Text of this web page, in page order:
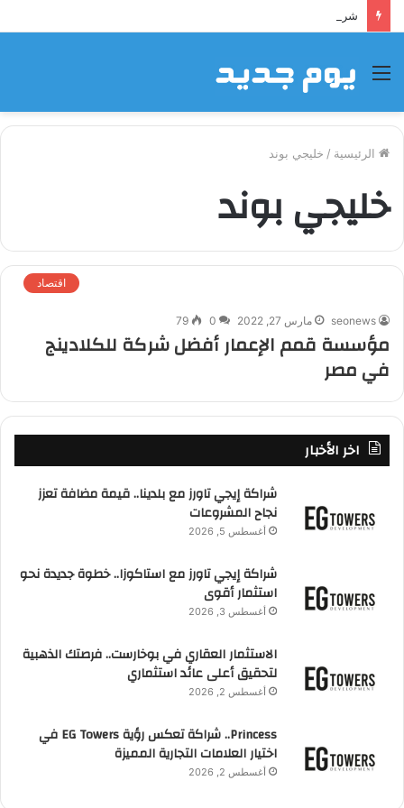
شراكة إيجي تاورز مع بلدينا.. قيمة مضافة تعزز نجاح المشروعات
القائمة
الرئيسية / خليجي بوند
خليجي بوند
اقتصاد
seonews مارس 27, 2022 0
79
مؤسسة قمم الإعمار أفضل شركة للكلادينج
في مصر
اخر الأخبار
شراكة إيجي تاورز مع بلدينا.. قيمة مضافة تعزز
نجاح المشروعات
أغسطس 5, 2026
شراكة إيجي تاورز مع استاكوزا.. خطوة جديدة نحو
استثمار أقوى
أغسطس 3, 2026
الاستثمار العقاري في بوخارست.. فرصتك الذهبية
لتحقيق أعلى عائد استثماري
أغسطس 2, 2026
Princess.. شراكة تعكس رؤية EG Towers في
اختيار العلامات التجارية المميزة
أغسطس 2, 2026